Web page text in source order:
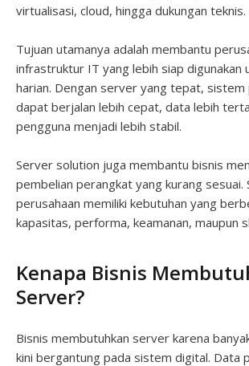
virtualisasi, cloud, hingga dukungan teknis.
Tujuan utamanya adalah membantu
infrastruktur IT yang lebih siap digunakan
harian. Dengan server yang tepat, sistem
dapat berjalan lebih cepat, data lebih
pengguna menjadi lebih stabil.
Server solution juga membantu bisnis
pembelian perangkat yang kurang sesuai.
perusahaan memiliki kebutuhan yang
kapasitas, performa, keamanan, maupun
Kenapa Bisnis
Server?
Bisnis membutuhkan server karena
kini bergantung pada sistem digital. Data